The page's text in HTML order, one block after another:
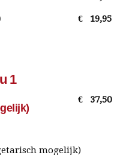
€ 19,95
1
€ 37,50
mogelijk)